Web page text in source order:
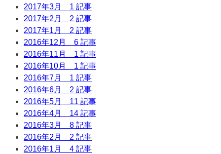
2017年3月 1 記事
2017年2月 2 記事
2017年1月 2 記事
2016年12月 6 記事
2016年11月 1 記事
2016年10月 1 記事
2016年7月 1 記事
2016年6月 2 記事
2016年5月 11 記事
2016年4月 14 記事
2016年3月 8 記事
2016年2月 2 記事
2016年1月 4 記事